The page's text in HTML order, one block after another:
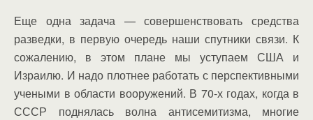
Еще одна задача — совершенствовать средства
разведки, в первую очередь наши спутники связи. К
сожалению, в этом плане мы уступаем США и
Израилю. И надо плотнее работать с перспективными
учеными в области вооружений. В 70-х годах, когда в
СССР поднялась волна антисемитизма, многие